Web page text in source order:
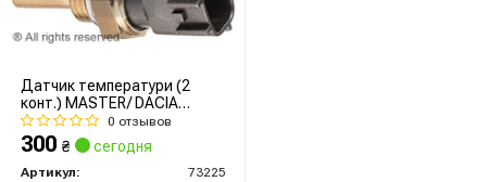
Датчик температури (2
конт.) MASTER/ DACIA
DOKKER 1.6-3.5 91- (7.3225)
Facet
0 отзывов
300 ₴ сегодня
Артикул:
73225